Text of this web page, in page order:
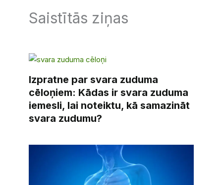
Saistītās ziņas
Izpratne par svara zuduma
cēloņiem: Kādas ir svara zuduma
iemesli, lai noteiktu, kā samazināt
svara zudumu?